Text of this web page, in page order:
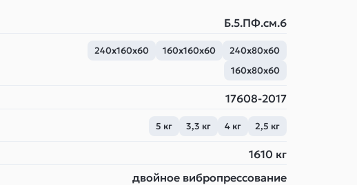
Б.5.ПФ.см.6
240х160х60 160х160х60
240х80х60
160х80х60
17608-2017
5 кг 3,3 кг 4 кг 2,5 кг
1610 кг
двойное вибропрессование